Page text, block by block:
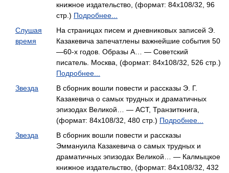
книжное издательство, (формат: 84x108/32, 96
стр.) Подробнее...
Слушая
время
На страницах писем и дневниковых записей Э.
Казакевича запечатлены важнейшие события 50
—60-х годов. Образы А… — Советский
писатель. Москва, (формат: 84x108/32, 526 стр.)
Подробнее...
Звезда
В сборник вошли повести и рассказы Э. Г.
Казакевича о самых трудных и драматичных
эпизодах Великой… — АСТ, Транзиткнига,
(формат: 84x108/32, 480 стр.) Подробнее...
Звезда
В сборник вошли повести и рассказы
Эммануила Казакевича о самых трудных и
драматичных эпизодах Великой… — Калмыцкое
книжное издательство, (формат: 84x108/32, 432